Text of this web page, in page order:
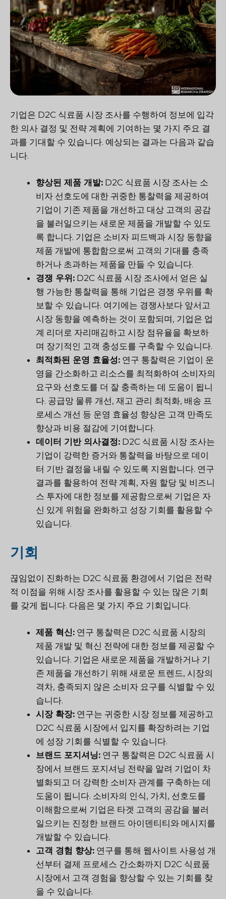
기업은 D2C 식료품 시장 조사를 수행하여 정보에 입각
한 의사 결정 및 전략 계획에 기여하는 몇 가지 주요 결
과를 기대할 수 있습니다. 예상되는 결과는 다음과 같습
니다.
향상된 제품 개발: D2C 식료품 시장 조사는 소
비자 선호도에 대한 귀중한 통찰력을 제공하여
기업이 기존 제품을 개선하고 대상 고객의 공감
을 불러일으키는 새로운 제품을 개발할 수 있도
록 합니다. 기업은 소비자 피드백과 시장 동향을
제품 개발에 통합함으로써 고객의 기대를 충족
하거나 초과하는 제품을 만들 수 있습니다.
경쟁 우위: D2C 식료품 시장 조사에서 얻은 실
행 가능한 통찰력을 통해 기업은 경쟁 우위를 확
보할 수 있습니다. 여기에는 경쟁사보다 앞서고
시장 동향을 예측하는 것이 포함되며, 기업은 업
계 리더로 자리매김하고 시장 점유율을 확보하
며 장기적인 고객 충성도를 구축할 수 있습니다.
최적화된 운영 효율성: 연구 통찰력은 기업이 운
영을 간소화하고 리소스를 최적화하여 소비자의
요구와 선호도를 더 잘 충족하는 데 도움이 됩니
다. 공급망 물류 개선, 재고 관리 최적화, 배송 프
로세스 개선 등 운영 효율성 향상은 고객 만족도
향상과 비용 절감에 기여합니다.
데이터 기반 의사결정: D2C 식료품 시장 조사는
기업이 강력한 증거와 통찰력을 바탕으로 데이
터 기반 결정을 내릴 수 있도록 지원합니다. 연구
결과를 활용하여 전략 계획, 자원 할당 및 비즈니
스 투자에 대한 정보를 제공함으로써 기업은 자
신 있게 위험을 완화하고 성장 기회를 활용할 수
있습니다.
기회
끊임없이 진화하는 D2C 식료품 환경에서 기업은 전략
적 이점을 위해 시장 조사를 활용할 수 있는 많은 기회
를 갖게 됩니다. 다음은 몇 가지 주요 기회입니다.
제품 혁신: 연구 통찰력은 D2C 식료품 시장의
제품 개발 및 혁신 전략에 대한 정보를 제공할 수
있습니다. 기업은 새로운 제품을 개발하거나 기
존 제품을 개선하기 위해 새로운 트렌드, 시장의
격차, 충족되지 않은 소비자 요구를 식별할 수 있
습니다.
시장 확장: 연구는 귀중한 시장 정보를 제공하고
D2C 식료품 시장에서 입지를 확장하려는 기업
에 성장 기회를 식별할 수 있습니다.
브랜드 포지셔닝: 연구 통찰력은 D2C 식료품 시
장에서 브랜드 포지셔닝 전략을 알려 기업이 차
별화되고 더 강력한 소비자 관계를 구축하는 데
도움이 됩니다. 소비자의 인식, 가치, 선호도를
이해함으로써 기업은 타겟 고객의 공감을 불러
일으키는 진정한 브랜드 아이덴티티와 메시지를
개발할 수 있습니다.
고객 경험 향상: 연구를 통해 웹사이트 사용성 개
선부터 결제 프로세스 간소화까지 D2C 식료품
시장에서 고객 경험을 향상할 수 있는 기회를 찾
을 수 있습니다.